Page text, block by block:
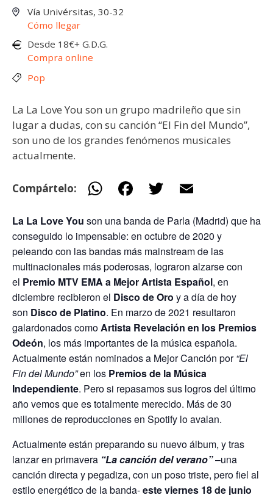
Vía Univérsitas, 30-32
Cómo llegar
Desde 18€+ G.D.G.
Compra online
Pop
La La Love You son un grupo madrileño que sin
lugar a dudas, con su canción “El Fin del Mundo”,
son uno de los grandes fenómenos musicales
actualmente.
Compártelo: W
at
s
A
p
p
e
b
o
o
k
itt
er
ai
l
La La Love You son una banda de Parla (Madrid) que ha
conseguido lo impensable: en octubre de 2020 y
peleando con las bandas más mainstream de las
multinacionales más poderosas, lograron alzarse con
el Premio MTV EMA a Mejor Artista Español, en
diciembre recibieron el Disco de Oro y a día de hoy
son Disco de Platino. En marzo de 2021 resultaron
galardonados comoArtista Revelación en los Premios
Odeón, los más importantes de la música española.
Actualmente están nominados a Mejor Canción por“El
Fin del Mundo”en los Premios de la Música
Independiente. Pero si repasamos sus logros del último
año vemos que es totalmente merecido. Más de 30
millones de reproducciones en Spotify lo avalan.
Actualmente están preparando su nuevo álbum, y tras
lanzar en primavera “La canción del verano”–una
canción directa y pegadiza, con un poso triste, pero fiel al
estilo energético de la banda-este viernes 18 de junio